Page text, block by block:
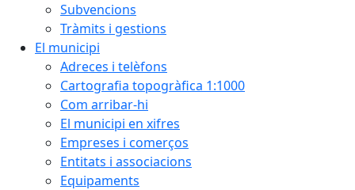
Subvencions
Tràmits i gestions
El municipi
Adreces i telèfons
Cartografia topogràfica 1:1000
Com arribar-hi
El municipi en xifres
Empreses i comerços
Entitats i associacions
Equipaments